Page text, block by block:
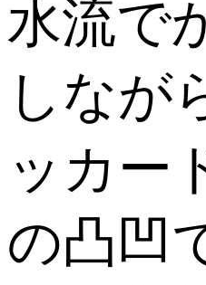
水流で
しなが
ッカー
の凸凹